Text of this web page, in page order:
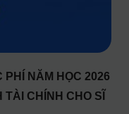
PHÍ NĂM HỌC 2026
CHÍNH CHO SĨ